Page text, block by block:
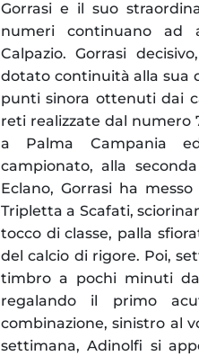
Gorrasi e il suo
numeri continuano ad
Calpazio. Gorrasi
dotato continuità alla sua
punti sinora ottenuti dai
reti realizzate dal numero
a Palma Campania
campionato, alla
Eclano, Gorrasi ha
Tripletta a Scafati,
tocco di classe, palla
del calcio di rigore. Poi,
timbro a pochi minuti
regalando il primo
combinazione, sinistro al
settimana, Adinolfi si